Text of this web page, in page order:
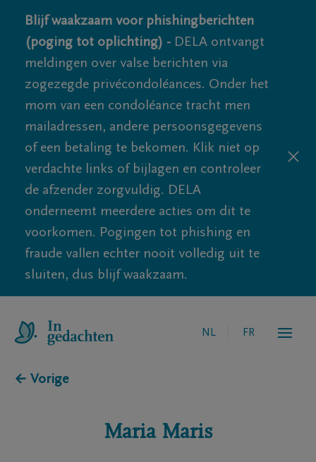
Blijf waakzaam voor phishingberichten
(poging tot oplichting) - DELA ontvangt
meldingen over valse berichten via
zogezegde privécondoléances. Onder het
mom van een condoléance tracht men
mailadressen, andere persoonsgegevens
of een betaling te bekomen. Klik niet op
verdachte links of bijlagen en controleer
de afzender zorgvuldig. DELA
onderneemt meerdere acties om dit te
voorkomen. Pogingen tot phishing en
fraude vallen echter nooit volledig uit te
sluiten, dus blijf waakzaam.
NL FR
← Vorige
Maria Maris